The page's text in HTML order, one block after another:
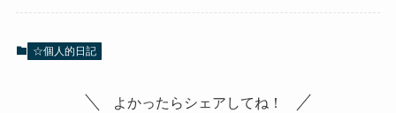
☆個人的日記
よかったらシェアしてね！